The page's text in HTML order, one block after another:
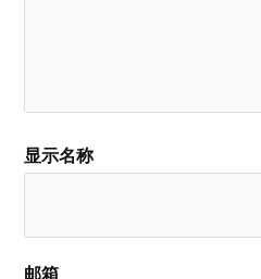
显示名称
邮箱